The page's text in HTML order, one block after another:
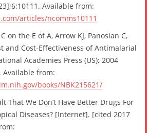
Available from:
articles/ncomms10111
on the E of A, Arrow KJ, Panosian C,
and Cost-Effectiveness of Antimalarial
Academies Press (US); 2004
Available from:
books/NBK215621/
That We Don’t Have Better Drugs For
Diseases? [Internet]. [cited 2017